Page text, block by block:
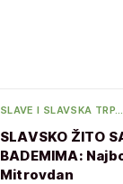
SLAVE I SLAVSKA TRP…
SLAVSKO ŽITO
BADEMIMA:
Mitrovdan